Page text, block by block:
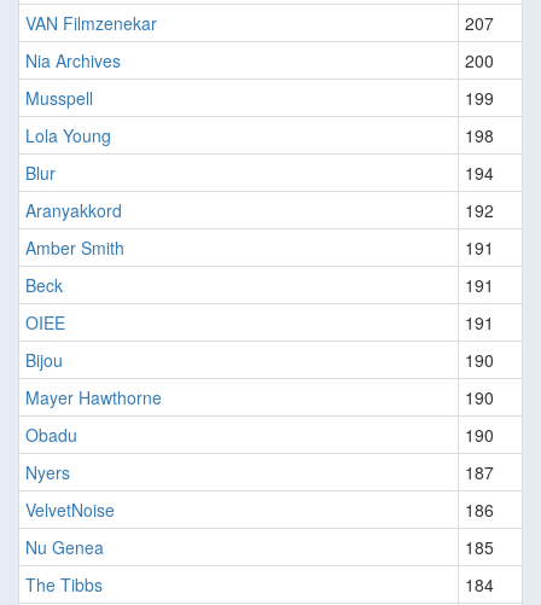
VAN Filmzenekar
207
Nia Archives
200
Musspell
199
Lola Young
198
Blur
194
Aranyakkord
192
Amber Smith
191
Beck
191
OIEE
191
Bijou
190
Mayer Hawthorne
190
Obadu
190
Nyers
187
VelvetNoise
186
Nu Genea
185
The Tibbs
184